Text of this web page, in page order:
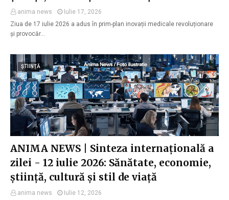
anima news
Iulie 17, 2026
Ziua de 17 iulie 2026 a adus în prim-plan inovații medicale revoluționare
și provocăr…
ȘTIINȚĂ
ANIMA NEWS | Sinteza internațională a
zilei - 12 iulie 2026: Sănătate, economie,
știință, cultură și stil de viață
anima news
Iulie 12, 2026